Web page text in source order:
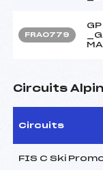
FRA0779
Circuits
Circuits
FIS C Ski